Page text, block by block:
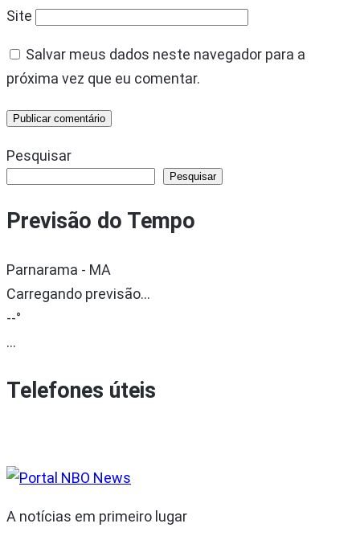
Site
Salvar meus dados neste navegador para a
próxima vez que eu comentar.
Pesquisar
Pesquisar
Previsão do Tempo
Parnarama - MA
Carregando previsão...
--°
...
Telefones úteis
A notícias em primeiro lugar